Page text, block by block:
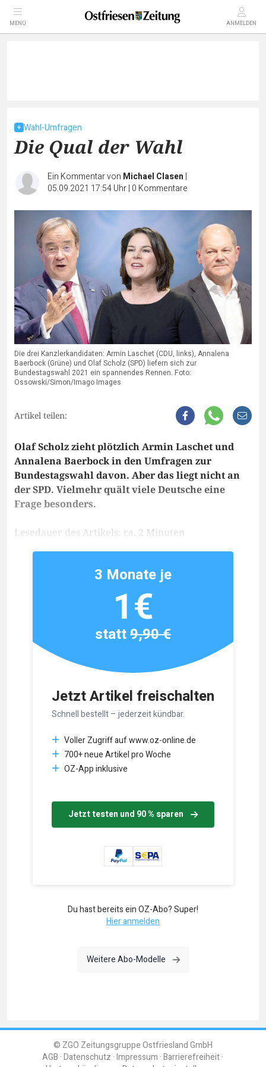
MENÜ ANMELDEN
Wahl-Umfragen
Die Qual der Wahl
Ein Kommentar von Michael Clasen |
05.09.2021 17:54 Uhr| 0 Kommentare
Die drei Kanzlerkandidaten: Armin Laschet (CDU, links), Annalena
Baerbock (Grüne) und Olaf Scholz (SPD) liefern sich zur
Bundestagswahl 2021 ein spannendes Rennen. Foto:
Ossowski/Simon/Imago Images
Artikel teilen:
Olaf Scholz zieht plötzlich Armin Laschet und
Annalena Baerbock in den Umfragen zur
Bundestagswahl davon. Aber das liegt nicht an
der SPD. Vielmehr quält viele Deutsche eine
Frage besonders.
Lesedauer des Artikels: ca. 2 Minuten
Jetzt Artikel freischalten
Schnell bestellt – jederzeit kündbar.
Voller Zugriff auf www.oz-online.de
700+ neue Artikel pro Woche
OZ-App inklusive
Jetzt testen und 90 % sparen
3 Monate je
1€
statt9,90 €
Du hast bereits ein OZ-Abo? Super!
Hier anmelden
Weitere Abo-Modelle
© ZGO Zeitungsgruppe Ostfriesland GmbH
AGB Datenschutz Impressum Barrierefreiheit